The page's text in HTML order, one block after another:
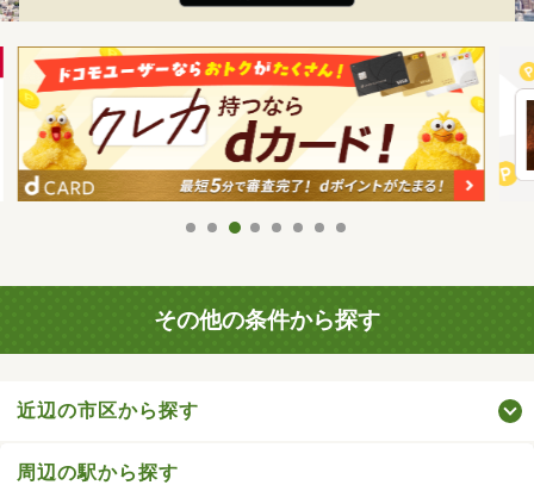
その他の条件から探す
近辺の市区から探す
周辺の駅から探す